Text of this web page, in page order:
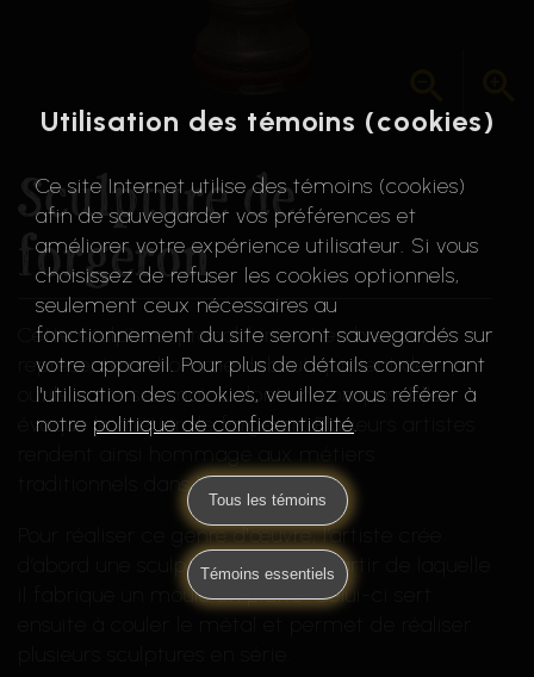
Utilisation des témoins (cookies)
Ce site Internet utilise des témoins (cookies)
afin de sauvegarder vos préférences et
améliorer votre expérience utilisateur. Si vous
choisissez de refuser les cookies optionnels,
seulement ceux nécessaires au
fonctionnement du site seront sauvegardés sur
votre appareil. Pour plus de détails concernant
l'utilisation des cookies, veuillez vous référer à
notre politique de confidentialité.
Tous les témoins
Témoins essentiels
Sculpture de
forgeron
Cette sculpture, probablement en bronze,
représente un homme debout qui tient des
outils entre ses mains, dont un compas. Elle
évoque le métier de forgeron. Plusieurs artistes
traditionnels dans leurs œuvres.
Pour réaliser ce genre d'œuvre, l’artiste crée
d’abord une sculpture en cire, à partir de laquelle
il fabrique un moule en plâtre. Celui-ci sert